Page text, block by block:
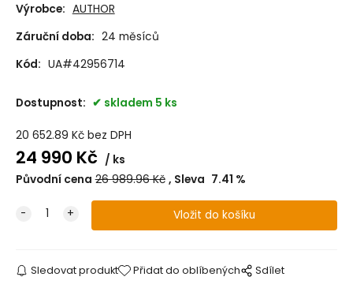
Výrobce: AUTHOR
Záruční doba: 24 měsíců
Kód: UA#42956714
Dostupnost: skladem 5 ks
20 652.89 Kč bez DPH
24 990 Kč
ks
Původní cena 26 989.96Kč Sleva 7.41 %
Sledovat produkt Přidat do oblíbených Sdílet